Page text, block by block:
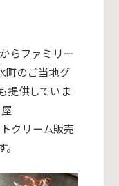
らファミリー
町のご当地グ
提供していま
クリーム販売